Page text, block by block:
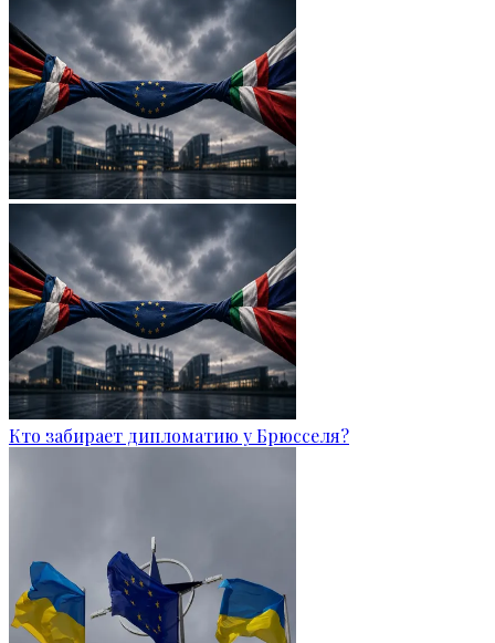
Кто забирает дипломатию у Брюсселя?